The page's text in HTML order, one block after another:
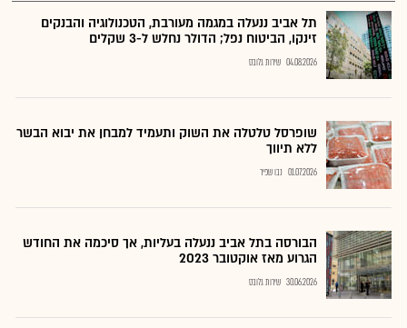
תל אביב ננעלה במגמה מעורבת, הטכנולוגיה והבנקים
זינקו, הביטוח נפל; הדולר נחלש ל-3 שקלים
04.08.2026 שירות גלובס
שופרסל טלטלה את השוק ותעמיד למבחן את יבוא הבשר
ללא תיווך
01.07.2026 נבו שפיר
הבורסה בתל אביב ננעלה בעליות, אך סיכמה את החודש
הגרוע מאז אוקטובר 2023
30.06.2026 שירות גלובס